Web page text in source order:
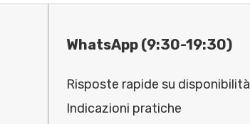
WhatsApp (9:30-19:30)
Risposte rapide su disponibilità
Indicazioni pratiche